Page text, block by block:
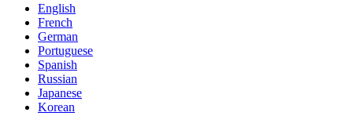
English
French
German
Portuguese
Spanish
Russian
Japanese
Korean